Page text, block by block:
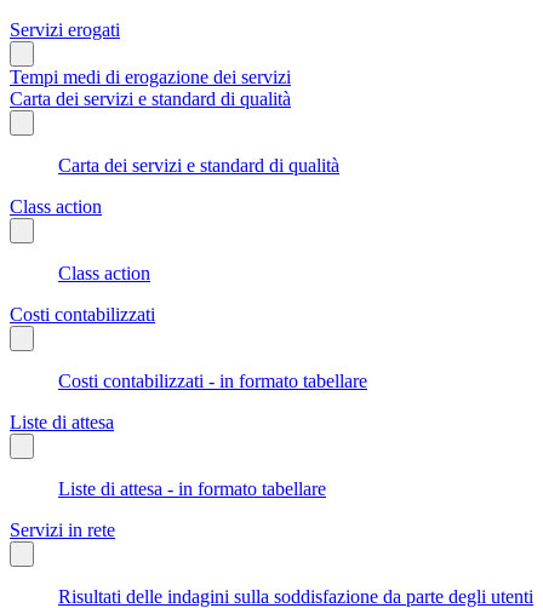
Servizi erogati
Tempi medi di erogazione dei servizi
Carta dei servizi e standard di qualità
Carta dei servizi e standard di qualità
Class action
Class action
Costi contabilizzati
Costi contabilizzati - in formato tabellare
Liste di attesa
Liste di attesa - in formato tabellare
Servizi in rete
Risultati delle indagini sulla soddisfazione da parte degli utenti